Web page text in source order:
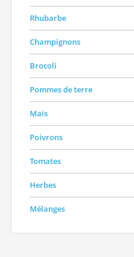
Rhubarbe
Champignons
Brocoli
Pommes de terre
Mais
Poivrons
Tomates
Herbes
Mélanges